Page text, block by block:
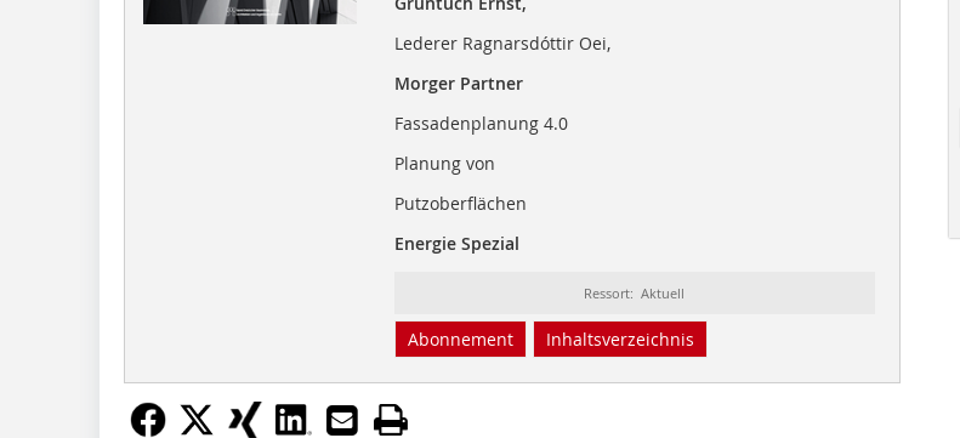
Lederer Ragnarsdóttir Oei,
Morger Partner
Fassadenplanung 4.0
Planung von
Putzoberflächen
Energie Spezial
Ressort: Aktuell
Abonnement Inhaltsverzeichnis